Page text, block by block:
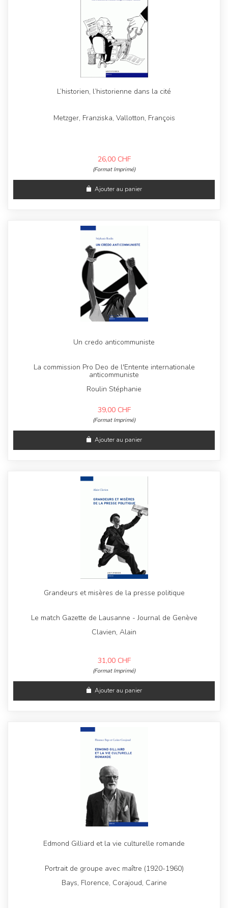
L’historien, l’historienne dans la cité
Metzger, Franziska, Vallotton, François
26,00 CHF
(Format Imprimé)
Ajouter au panier
Un credo anticommuniste
La commission Pro Deo de l'Entente internationale
anticommuniste
Roulin Stéphanie
39,00 CHF
(Format Imprimé)
Ajouter au panier
Grandeurs et misères de la presse politique
Le match Gazette de Lausanne - Journal de Genève
Clavien, Alain
31,00 CHF
(Format Imprimé)
Ajouter au panier
Edmond Gilliard et la vie culturelle romande
Portrait de groupe avec maître (1920-1960)
Bays, Florence, Corajoud, Carine